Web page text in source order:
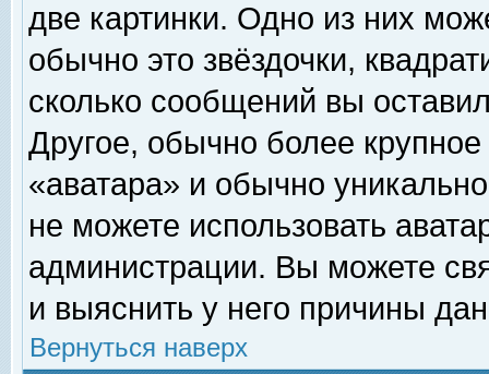
две картинки. Одно из них
обычно это звёздочки,
сколько сообщений вы
Другое, обычно более
«аватара» и обычно
не можете использовать
администрации. Вы можете
и выяснить у него причины
Вернуться наверх